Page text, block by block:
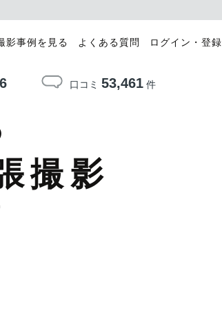
影事例を見る よくある質問 ログイン・登録
口コミ 53,461件
撮影